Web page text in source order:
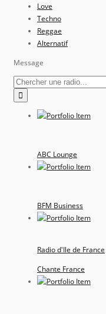
Love
Techno
Reggae
Alternatif
Message
ABC Lounge
BFM Business
Radio d'Ile de France
Chante France